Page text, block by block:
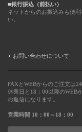
■銀行振込（前払い）
ネットからのお振込みも便
い。
お問い合わせについて
FAXとWEBからのご注文は24
休業日と18：00以降のWEB
の返信になります。
営業時間 10：00～18：00